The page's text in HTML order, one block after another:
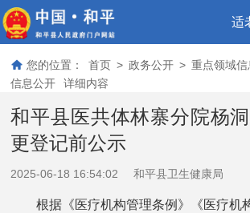
适
您的位置： 首页 > 政务公开 > 重点领域
信息公开
详细内容
和平县医共体林寨分院杨
更登记前公示
2025-06-18 16:54:02 和平县卫生健康局
根据《医疗机构管理条例》《医疗机